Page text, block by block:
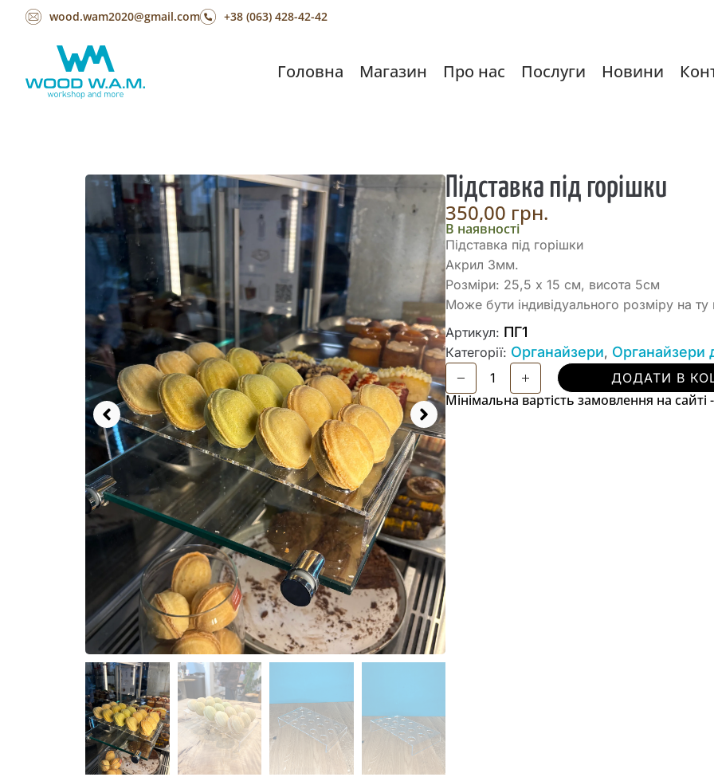
wood.wam2020@gmail.com +38 (063) 428-42-42
Головна Магазин Про нас Послуги Новини
Підставка під горішки
350,00 грн.
В наявності
Підставка під горішки
Акрил 3мм.
Розміри: 25,5 х 15 см, висота 5см
Може бути індивідуального розміру на ту
Артикул: ПГ1
Категорії: Органайзери, Органайзери
ДОДАТИ В
Мінімальна вартість замовлення на сайті